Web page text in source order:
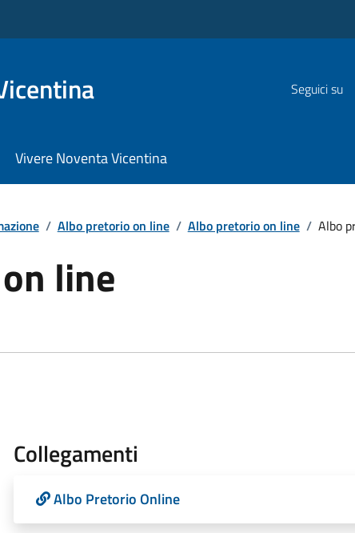
Seguici su
Vivere Noventa Vicentina
/ Albo pretorio on line / Albo pretorio on line / Albo
line
Collegamenti
Albo Pretorio Online